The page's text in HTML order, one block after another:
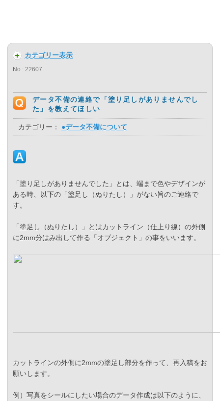
カテゴリー表示
No : 22607
データ不備の連絡で「塗り足しがありませんでし
た」を教えてほしい
カテゴリー： ●データ不備について
「塗り足しがありませんでした」とは、端まで色やデザインが
ある時、以下の「塗足し（ぬりたし）」がない旨のご連絡で
す。
「塗足し（ぬりたし）」とはカットライン（仕上り線）の外側
に2mm分はみ出して作る「オブジェクト」の事をいいます。
カットラインの外側に2mmの塗足し部分を作って、再入稿をお
願いします。
例）写真をシールにしたい場合のデータ作成は以下のように、